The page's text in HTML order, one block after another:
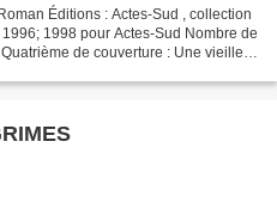
Éditions : Actes-Sud , collection
1998 pour Actes-Sud Nombre de
de couverture : Une vieille